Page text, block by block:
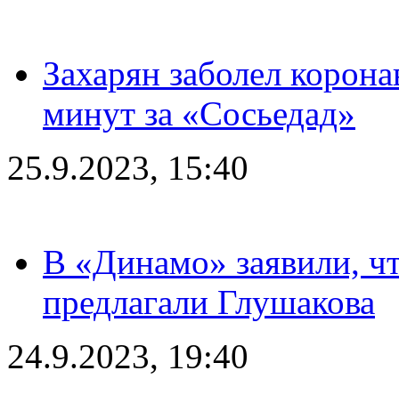
Захарян заболел
минут за «Сосьедад»
25.9.2023, 15:40
В «Динамо» заявили,
предлагали Глушакова
24.9.2023, 19:40